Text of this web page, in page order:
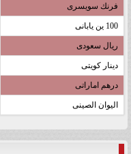
فرنك سويسرى
100 ين يابانى
ريال سعودى
دينار كويتى
درهم اماراتى
اليوان الصينى